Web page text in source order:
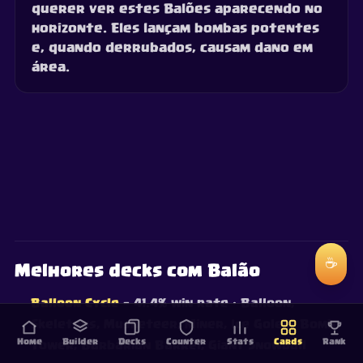
querer ver estes Balões aparecendo no
horizonte. Eles lançam bombas potentes
e, quando derrubados, causam dano em
área.
Home Builder Decks Counter Stats Cards Rank
Melhores decks com Balão
Balloon Cycle— 41.4% win rate· Balloon,
Skeletons, Musketeer, Miner, Ice Golem, Bomb
Tower, Barbarian Barrel, Giant Snowball
☕